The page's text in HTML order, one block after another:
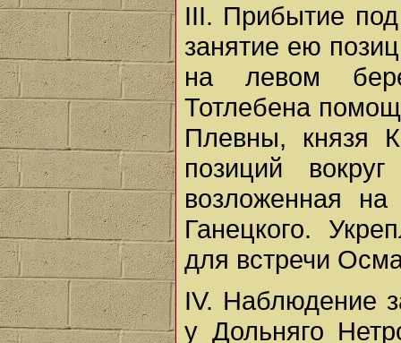
III. Прибытие
занятие ею
на левом
Тотлебена
Плевны, князя
позиций
возложенная на
Ганецкого.
для встречи
IV. Наблюдение
у Дольняго